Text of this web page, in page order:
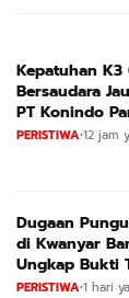
Kepatuhan
Bersaudara
PT Konindo
Konsultan
PERISTIWA•12 jam
Dugaan
di Kwanyar
Ungkap Bukti
Beri Bantahan
PERISTIWA•1 hari